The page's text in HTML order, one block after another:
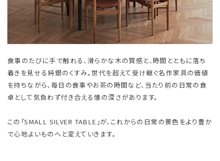
食事のたびに手で触れる、滑らかな木の質感と、時間とともに落ち
着きを見せる純銀のくすみ。世代を超えて受け継ぐ名作家具の価値
を持ちながら、毎日の食事やお茶の時間など、当たり前の日常の食
卓として気負わず付き合える懐の深さがあります。
この「SMALL SILVER TABLE」が、これからの日常の景色をより豊か
で心地よいものへと変えていきます。